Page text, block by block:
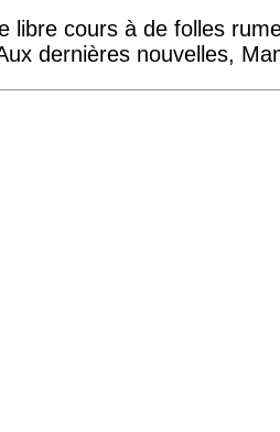
cours à de folles
dernières nouvelles,